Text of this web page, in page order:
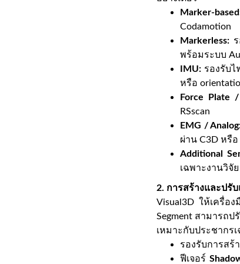
Marker-
Codamotion
Markerless:ร
พร้อมระบบ
IMU:รองรับไ
หรือ
Force Plate
RSscan
EMG /
ผ่าน C3D หรือ
Additional
เฉพาะงานวิ
2. การสร้างและปรั
Visual3D ให้เครื่อ
Segment สามารถ
เหมาะกับประชากร
รองรับการสร้
ฟีเจอร์